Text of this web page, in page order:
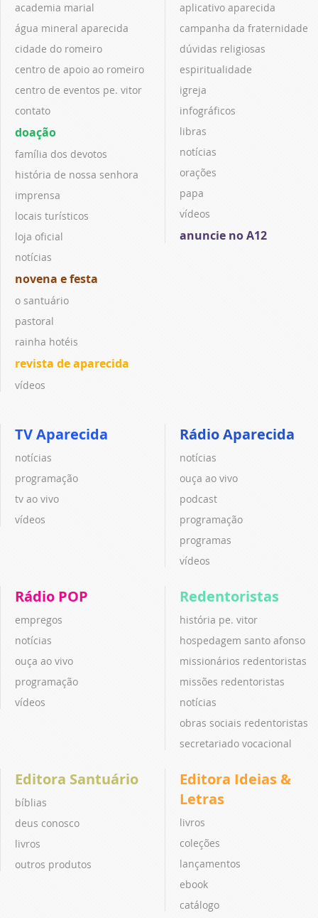
academia marial
água mineral aparecida
cidade do romeiro
centro de apoio ao romeiro
centro de eventos pe. vitor
contato
doação
família dos devotos
história de nossa senhora
imprensa
locais turísticos
loja oficial
notícias
novena e festa
o santuário
pastoral
rainha hotéis
revista de aparecida
vídeos
aplicativo aparecida
campanha da fraternidade
dúvidas religiosas
espiritualidade
igreja
infográficos
libras
notícias
orações
papa
vídeos
anuncie no A12
TV Aparecida
notícias
programação
tv ao vivo
vídeos
Rádio Aparecida
notícias
ouça ao vivo
podcast
programação
programas
vídeos
Rádio POP
empregos
notícias
ouça ao vivo
programação
vídeos
Redentoristas
história pe. vitor
hospedagem santo afonso
missionários redentoristas
missões redentoristas
notícias
obras sociais redentoristas
secretariado vocacional
Editora Santuário
bíblias
deus conosco
livros
outros produtos
Editora Ideias &
Letras
livros
coleções
lançamentos
ebook
catálogo